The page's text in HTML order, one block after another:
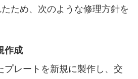
ため、次のような修理方針を
作成
プレートを新規に製作し、交